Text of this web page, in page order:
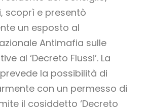
scoprì e presentò
un esposto al
Antimafia sulle
al ‘Decreto Flussi’. La
la possibilità di
con un permesso di
il cosiddetto ‘Decreto